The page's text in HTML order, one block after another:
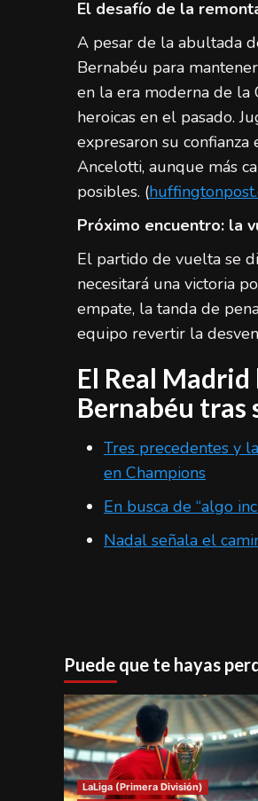
El desafío de la
A pesar de la abultada
Bernabéu para
en la era moderna de la
heroicas en el pasado.
expresaron su
Ancelotti, aunque más
posibles. (
Próximo encuentro: la
El partido de vuelta se
necesitará una victoria
empate, la tanda de
equipo revertir la
El Real
Bernabéu tras
Tres precedentes y
en Champions
En busca de “algo
Nadal señala el
Puede que te hayas
LaLiga (Primera División)